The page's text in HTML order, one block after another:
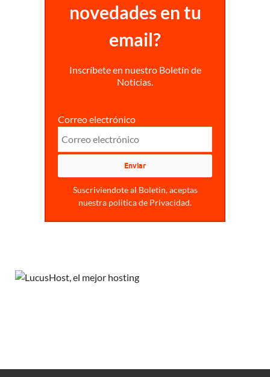
novedades en tu
email?
Inscríbete en nuestro Boletín de
Noticias.
Correo electrónico
Suscriviendote al Boletin, aceptas
nuestra politica de Privacidad.